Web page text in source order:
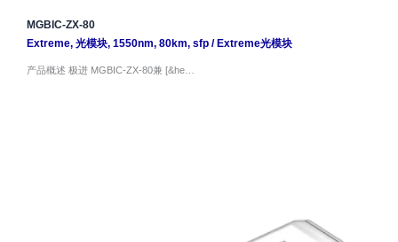
MGBIC-ZX-80
Extreme, 光模块, 1550nm, 80km, sfp/ Extreme光模块
产品概述 极进 MGBIC-ZX-80兼 [&he…